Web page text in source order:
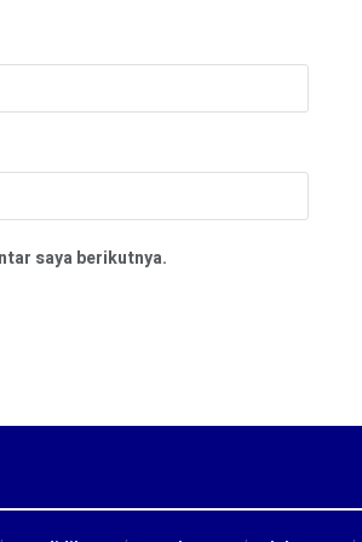
saya berikutnya.